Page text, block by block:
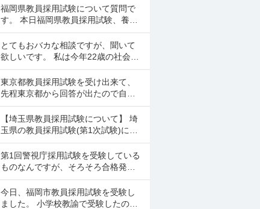
専門教養も6割取れましたが、数学が
0点だったとのことです...
福岡県教員採用試験について質問で
す。 本日福岡県教員採用試験、養護
教諭を受験しました。 合格最低点が
公表されていないのですが、だいた
い何割とれば一次試験は...
とてもおバカな相談ですが、聞いて
欲しいです。 私は今年22歳の社会人
です。専門学校を卒業して社会人2年
目になります。 現在社労士の勉強を
して社労士を目指...
東京都教員採用試験を受け出来て、
先程東京都から回答が出たので自己
採点してみました。 教職教養 84点
小学校全科 55点です。 小論文は可も
なく不可もなく...
【埼玉県教員採用試験について】 埼
玉県の教員採用試験(第1次試験)に合
格しました。勉強期間が短く、自己
採点も高くはなかったため、合格す
るとは思っていません...
第1回警視庁採用試験を受験している
ものなんですが、そろそろ合格発表
なのでしょうか。 また、何時頃に発
表されるものなのでしょうか。
今日、福岡市教員採用試験を受験し
ました。 小学校教諭で受験したので